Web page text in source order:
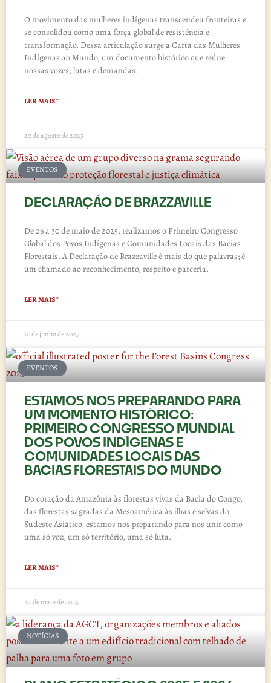
O movimento das mulheres indígenas transcendeu fronteiras e
se consolidou como uma força global de resistência e
transformação. Dessa articulação surge a Carta das Mulheres
Indígenas ao Mundo, um documento histórico que reúne
nossas vozes, lutas e demandas.
LER MAIS "
20 de agosto de 2025
EVENTOS
DECLARAÇÃO DE BRAZZAVILLE
De 26 a 30 de maio de 2025, realizamos o Primeiro Congresso
Global dos Povos Indígenas e Comunidades Locais das Bacias
Florestais. A Declaração de Brazzaville é mais do que palavras; é
um chamado ao reconhecimento, respeito e parceria.
LER MAIS "
10 de junho de 2025
EVENTOS
ESTAMOS NOS PREPARANDO PARA
UM MOMENTO HISTÓRICO:
PRIMEIRO CONGRESSO MUNDIAL
DOS POVOS INDÍGENAS E
COMUNIDADES LOCAIS DAS
BACIAS FLORESTAIS DO MUNDO
Do coração da Amazônia às florestas vivas da Bacia do Congo,
das florestas sagradas da Mesoamérica às ilhas e selvas do
Sudeste Asiático, estamos nos preparando para nos unir como
uma só voz, um só território, uma só luta.
LER MAIS "
22 de maio de 2025
NOTÍCIAS